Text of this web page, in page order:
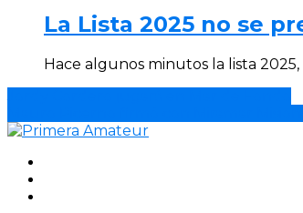
La Lista 2025 no se
Hace algunos minutos la lista